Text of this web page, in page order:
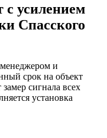
с усилением
Спасского
и
срок на объект
сигнала всех
установка